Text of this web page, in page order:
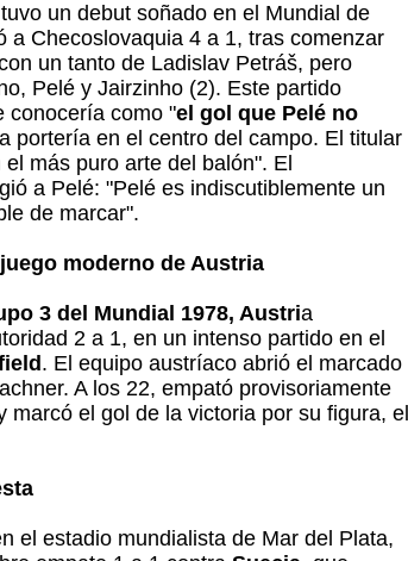
tuvo un debut soñado en el Mundial de
a Checoslovaquia 4 a 1, tras comenzar
un tanto de Ladislav Petráš, pero
Pelé y Jairzinho (2). Este partido
conocería como "el gol que Pelé no
portería en el centro del campo. El titular
más puro arte del balón". El
a Pelé: "Pelé es indiscutiblemente un
de marcar".
moderno de Austria
3 del Mundial 1978, Austria
2 a 1, en un intenso partido en el
. El equipo austríaco abrió el marcado
A los 22, empató provisoriamente
el gol de la victoria por su figura, el
el estadio mundialista de Mar del Plata,